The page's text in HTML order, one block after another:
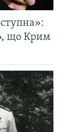
що Крим